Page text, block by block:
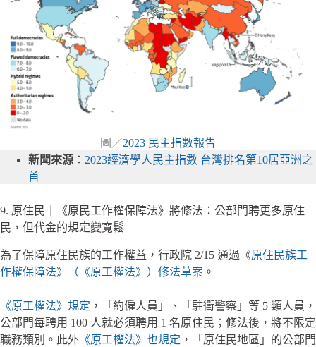
圖／2023 民主指數報告
新聞來源 ： 2023經濟學人民主指數 台灣排名第10居亞洲之
首
9. 原住民｜《原民工作權保障法》將修法：公部門聘更多原住
民，但代金的規定變寬鬆
為了保障原住民族的工作權益，行政院 2/15 通過《原住民族工
作權保障法》（《原工權法》）修法草案 。
《原工權法》規定 ，「約僱人員」、「駐衛警察」等 5 類人員，
公部門每聘用 100 人就必須聘用 1 名原住民；修法後，將不限定
職務類別。此外 《原工權法》也規定 ，「原住民地區」的公部門